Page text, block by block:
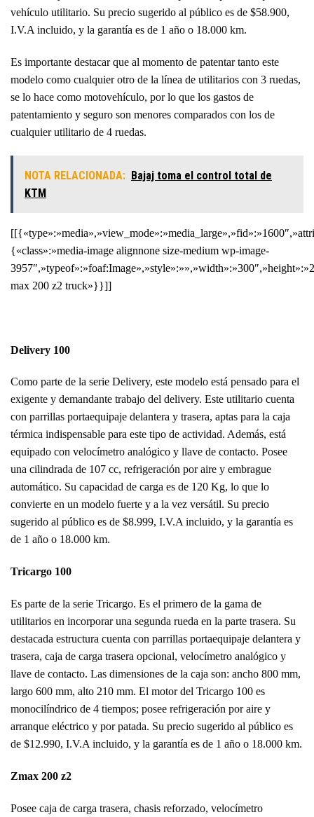
vehículo utilitario. Su precio sugerido al público es de $58.900,
I.V.A incluido, y la garantía es de 1 año o 18.000 km.
Es importante destacar que al momento de patentar tanto este
modelo como cualquier otro de la línea de utilitarios con 3 ruedas,
se lo hace como motovehículo, por lo que los gastos de
patentamiento y seguro son menores comparados con los de
cualquier utilitario de 4 ruedas.
NOTA RELACIONADA: Bajaj toma el control total de
KTM
{«class»:»media-image alignnone size-medium wp-image-
max 200 z2 truck»}}]]
Delivery 100
Como parte de la serie Delivery, este modelo está pensado para el
exigente y demandante trabajo del delivery. Este utilitario cuenta
con parrillas portaequipaje delantera y trasera, aptas para la caja
térmica indispensable para este tipo de actividad. Además, está
equipado con velocímetro analógico y llave de contacto. Posee
una cilindrada de 107 cc, refrigeración por aire y embrague
automático. Su capacidad de carga es de 120 Kg, lo que lo
convierte en un modelo fuerte y a la vez versátil. Su precio
sugerido al público es de $8.999, I.V.A incluido, y la garantía es
de 1 año o 18.000 km.
Tricargo 100
Es parte de la serie Tricargo. Es el primero de la gama de
utilitarios en incorporar una segunda rueda en la parte trasera. Su
destacada estructura cuenta con parrillas portaequipaje delantera y
trasera, caja de carga trasera opcional, velocímetro analógico y
llave de contacto. Las dimensiones de la caja son: ancho 800 mm,
largo 600 mm, alto 210 mm. El motor del Tricargo 100 es
monocilíndrico de 4 tiempos; posee refrigeración por aire y
arranque eléctrico y por patada. Su precio sugerido al público es
de $12.990, I.V.A incluido, y la garantía es de 1 año o 18.000 km.
Zmax 200 z2
Posee caja de carga trasera, chasis reforzado, velocímetro